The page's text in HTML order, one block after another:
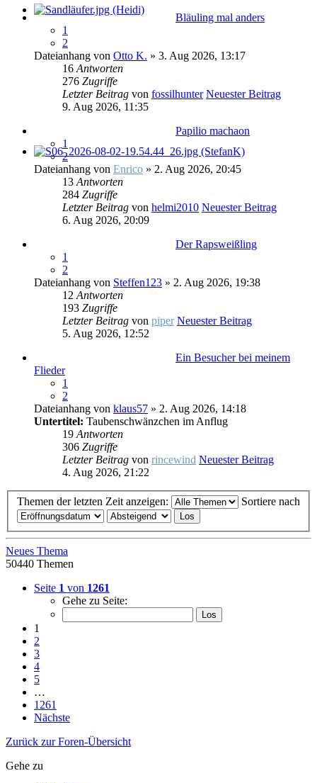
Bläuling mal anders
1
2
Dateianhang von Otto K. » 3. Aug 2026, 13:17
16 Antworten
276 Zugriffe
Letzter Beitrag von fossilhunter Neuester Beitrag
9. Aug 2026, 11:35
Papilio machaon
1
2
Dateianhang von Enrico » 2. Aug 2026, 20:45
13 Antworten
284 Zugriffe
Letzter Beitrag von helmi2010 Neuester Beitrag
6. Aug 2026, 20:09
Der Rapsweißling
1
2
Dateianhang von Steffen123 » 2. Aug 2026, 19:38
12 Antworten
193 Zugriffe
Letzter Beitrag von piper Neuester Beitrag
5. Aug 2026, 12:52
Ein Besucher bei meinem
Flieder
1
2
Dateianhang von klaus57 » 2. Aug 2026, 14:18
Untertitel: Taubenschwänzchen im Anflug
19 Antworten
306 Zugriffe
Letzter Beitrag von rincewind Neuester Beitrag
4. Aug 2026, 21:22
Themen der letzten Zeit anzeigen: Sortiere nach
Neues Thema
50440 Themen
Seite 1 von 1261
Gehe zu Seite:
1
2
3
4
5
…
1261
Nächste
Zurück zur Foren-Übersicht
Gehe zu